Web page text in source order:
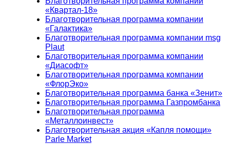
«Квартал-18»
Благотворительная программа компании
«Галактика»
Благотворительная программа компании msg
Plaut
Благотворительная программа компании
«Диасофт»
Благотворительная программа компании
«ФлорЭко»
Благотворительная программа банка «Зенит»
Благотворительная программа Газпромбанка
Благотворительная программа
«Металлоинвест»
Благотворительная акция «Капля помощи»
Parle Market